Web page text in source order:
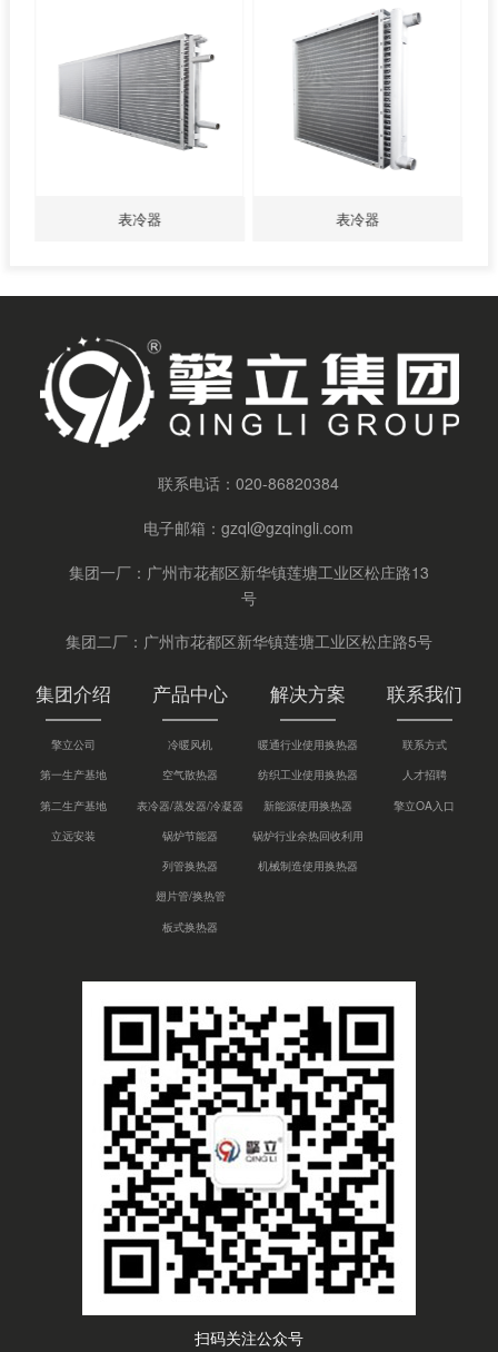
表冷器 表冷器
联系电话：020-86820384
电子邮箱：gzql@gzqingli.com
集团一厂：广州市花都区新华镇莲塘工业区松庄路13
号
集团二厂：广州市花都区新华镇莲塘工业区松庄路5号
集团介绍
擎立公司
第一生产基地
第二生产基地
立远安装
产品中心
冷暖风机
空气散热器
表冷器/蒸发器/冷凝器
锅炉节能器
列管换热器
翅片管/换热管
板式换热器
解决方案
暖通行业使用换热器
纺织工业使用换热器
新能源使用换热器
锅炉行业余热回收利用
机械制造使用换热器
联系我们
联系方式
人才招聘
擎立OA入口
扫码关注公众号